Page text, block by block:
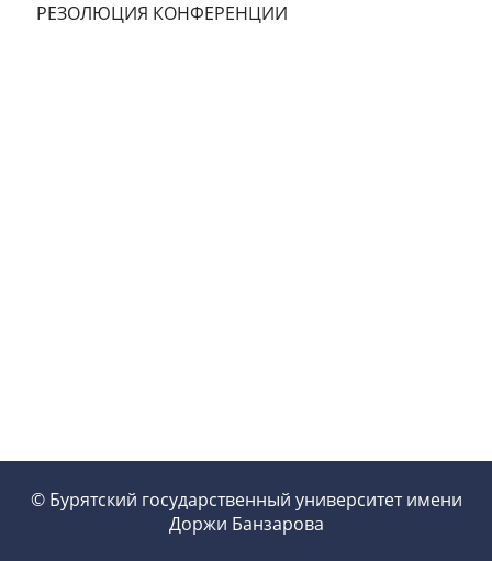
РЕЗОЛЮЦИЯ КОНФЕРЕНЦИИ
© Бурятский государственный университет имени
Доржи Банзарова